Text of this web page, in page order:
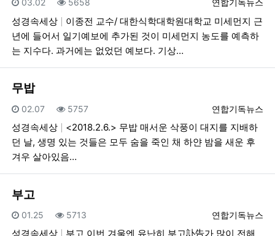
연합기독뉴스
03.02 5658
성경속세상
이종전 교수/ 대한식학대학원대학교 미세먼지 근
년에 들어서 일기예보에 추가된 것이 미세먼지 농도를 예측하
는 지수다. 과거에는 없었던 예보다. 기상…
무밥
등록자
연합기독뉴스
등록일
02.07 조회
5757
성경속세상
<2018.2.6.> 무밥 매서운 삭풍이 대지를 지배하
던 날, 생명 있는 것들은 모두 숨을 죽인 채 하얀 밤을 새운 후
겨우 살아있음…
부고
등록자
연합기독뉴스
등록일
01.25 조회
5713
성경속세상 부고 이번 겨울엔 유난히 부고訃告가 많이 전해